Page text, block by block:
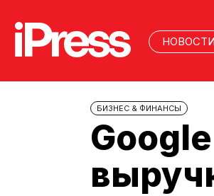
НОВОСТИ
БИЗНЕС & ФИНАНСЫ